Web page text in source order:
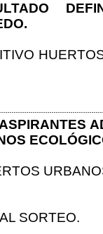
SORTEO.